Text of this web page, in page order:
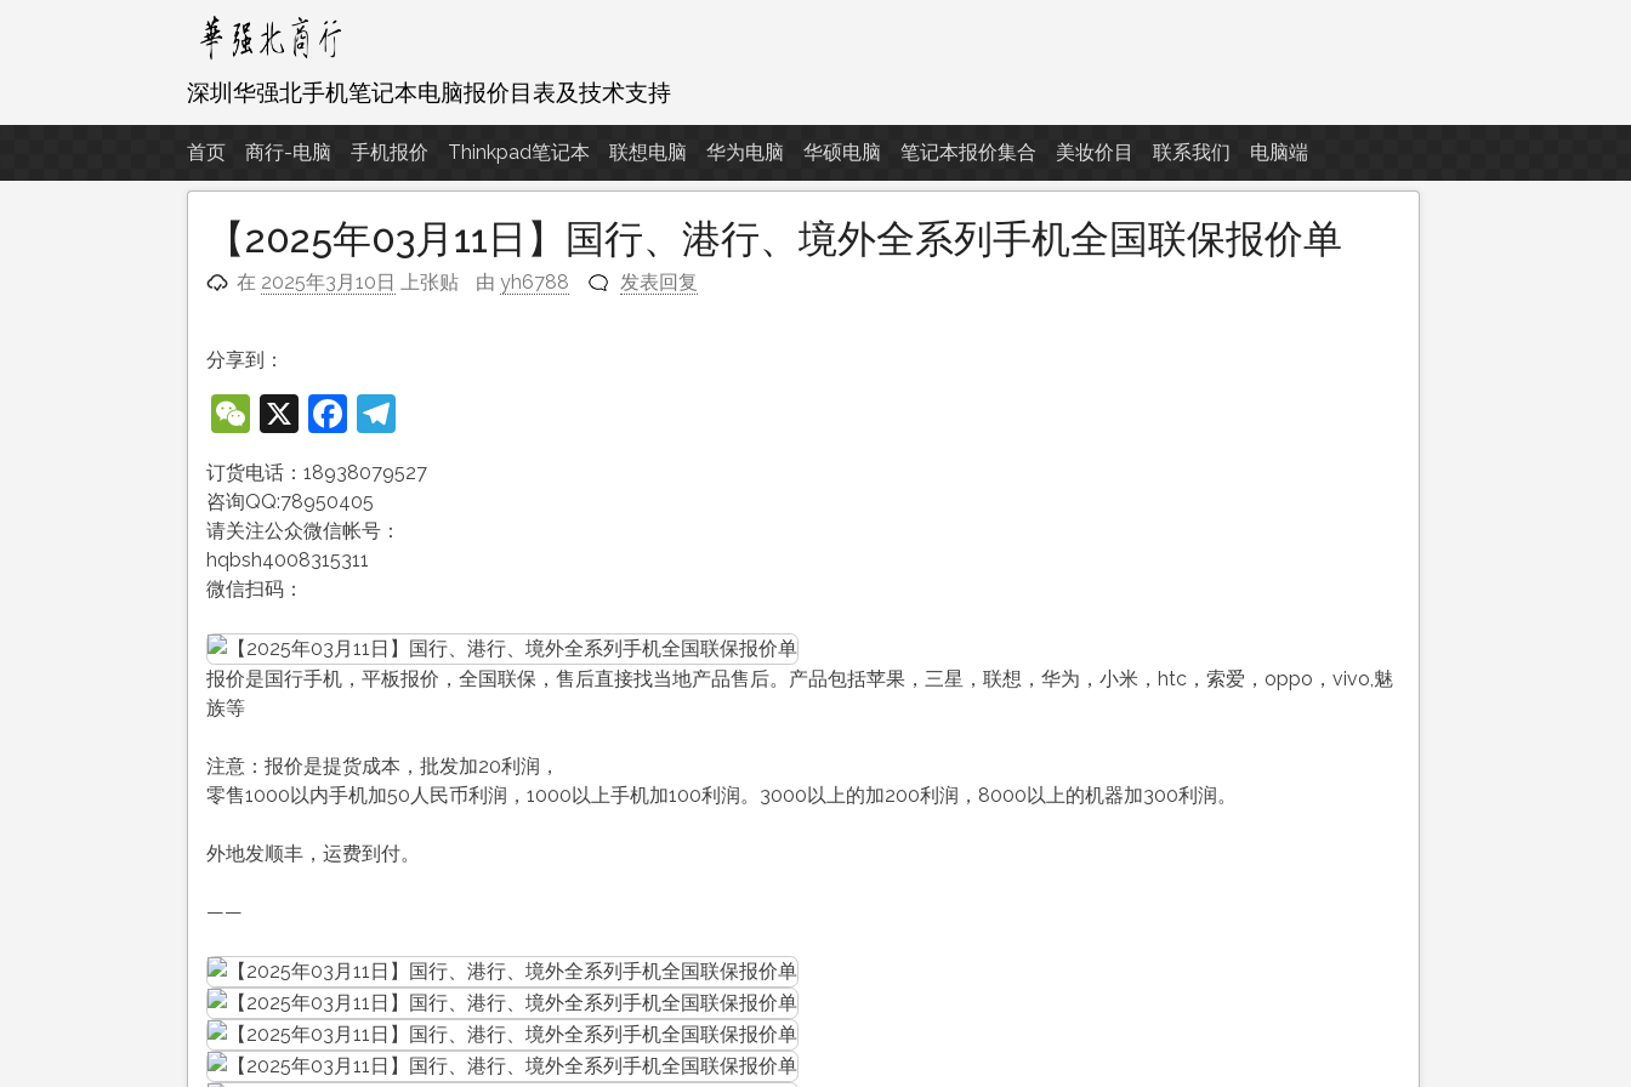
内
深圳华强北手机笔记本电脑报价目表及技术支持
首页 商行-电脑 手机报价 Thinkpad笔记本 联想电脑 华为电脑 华硕电脑 笔记本报价集合 美妆价目 联系我们 电脑端
【2025年03月11日】国行、港行、境外全系列手机全国联保报价单
在 2025年3月10日 上张贴 由yh6788 发表回复
分享到：
WeChat
X Facebook
Telegram
订货电话：18938079527
咨询QQ:78950405
请关注公众微信帐号：
hqbsh4008315311
微信扫码：
报价是国行手机，平板报价，全国联保，售后直接找当地产品售后。产品包括苹果，三星，联想，华为，小米，htc，索爱，oppo，vivo,魅
族等
注意：报价是提货成本，批发加20利润，
零售1000以内手机加50人民币利润，1000以上手机加100利润。3000以上的加200利润，8000以上的机器加300利润。
外地发顺丰，运费到付。
——